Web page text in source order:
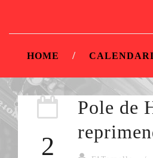
HOME
2
Pole de